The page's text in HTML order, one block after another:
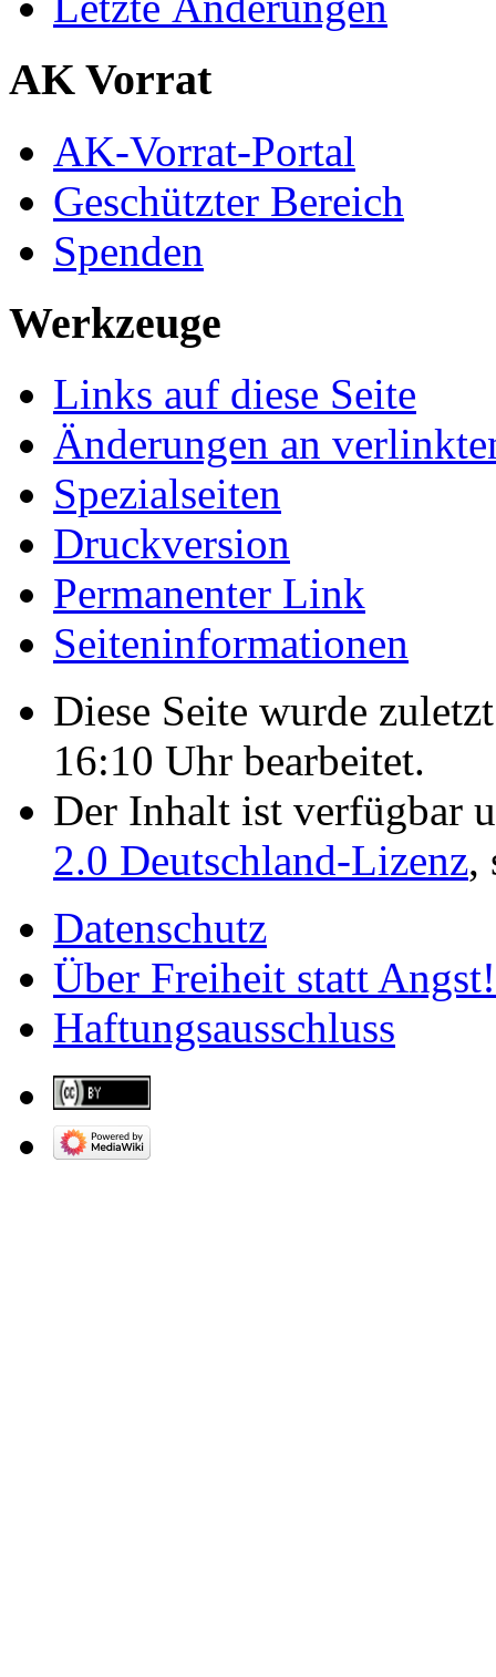
AK Vorrat
AK-Vorrat-Portal
Geschützter Bereich
Spenden
Werkzeuge
Links auf diese Seite
Änderungen an
Spezialseiten
Druckversion
Permanenter Link
Seiten­­informationen
Diese Seite wurde
16:10 Uhr bearbeitet.
Der Inhalt ist verfügbar
2.0 Deutschland-Lizenz,
Datenschutz
Über Freiheit statt Angst!
Haftungsausschluss